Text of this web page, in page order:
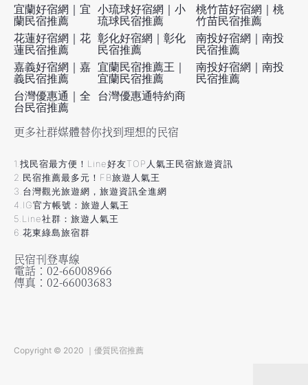
宜蘭好宿網｜宜
蘭民宿推薦
小琉球好宿網｜小
琉球民宿推薦
桃竹苗好宿網｜桃
竹苗民宿推薦
花蓮好宿網｜花
蓮民宿推薦
彰化好宿網｜彰化
民宿推薦
南投好宿網｜南投
民宿推薦
嘉義好宿網｜嘉
義民宿推薦
宜蘭民宿推薦王｜
宜蘭民宿推薦
南投好宿網｜南投
民宿推薦
台灣優惠通｜全
台民宿推薦
台灣優惠通特約商
更多社群媒體替你找到理想的民宿
1.找民宿最方便！Line好友TOP人氣王民宿旅遊資訊
2.民宿推薦最多元！FB旅遊人氣王
3.台灣觀光旅遊網，旅遊資訊全進網
4.IG官方帳號：旅遊人氣王
5.Line社群：旅遊人氣王
6.花東綠島旅宿群
民宿刊登專線
電話：02-66008966
傳真：02-66003683
Copyright © 2020 ｜優質民宿推薦